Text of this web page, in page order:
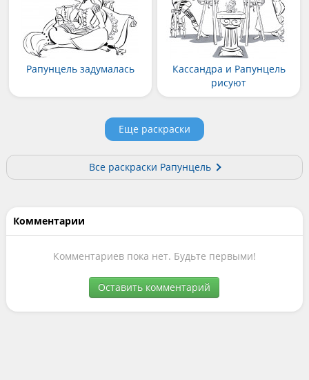
Рапунцель задумалась
Кассандра и Рапунцель
рисуют
Еще раскраски
Все раскраски Рапунцель
Комментарии
Комментариев пока нет. Будьте первыми!
Оставить комментарий